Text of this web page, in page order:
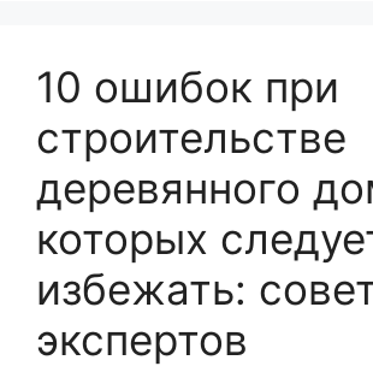
10 ошибок при
строительстве
деревянного
которых
избежать:
экспертов